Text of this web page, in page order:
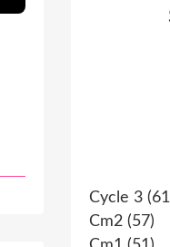
Cycle 3
Cm2 (57)